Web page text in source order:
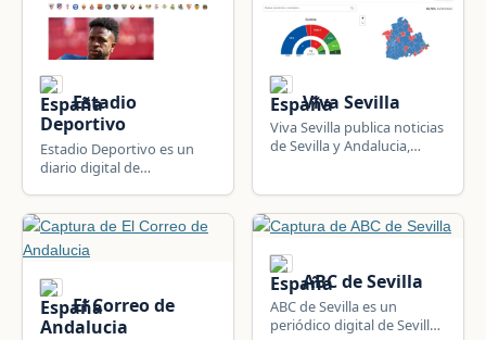
Estadio
Deportivo
Estadio Deportivo es un
diario digital de
fútbol, baloncesto y motor.
Viva Sevilla
Viva Sevilla publica noticias
de Sevilla y Andalucia,
actualidad de la
comunidad.
El Correo de
Andalucia
ABC de Sevilla
ABC de Sevilla es un
periódico digital de Sevilla